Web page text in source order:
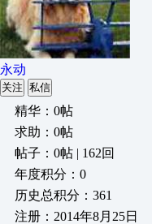
永动
关注 私信
精华：0帖
求助：0帖
帖子：0帖 | 162回
年度积分：0
历史总积分：361
注册：2014年8月25日